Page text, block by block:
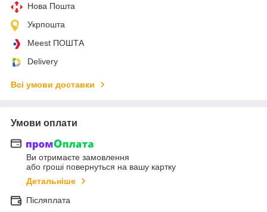
Нова Пошта
Укрпошта
Meest ПОШТА
Delivery
Всі умови доставки
Умови оплати
Ви отримаєте замовлення
або гроші повернуться на вашу картку
Детальніше
Післяплата